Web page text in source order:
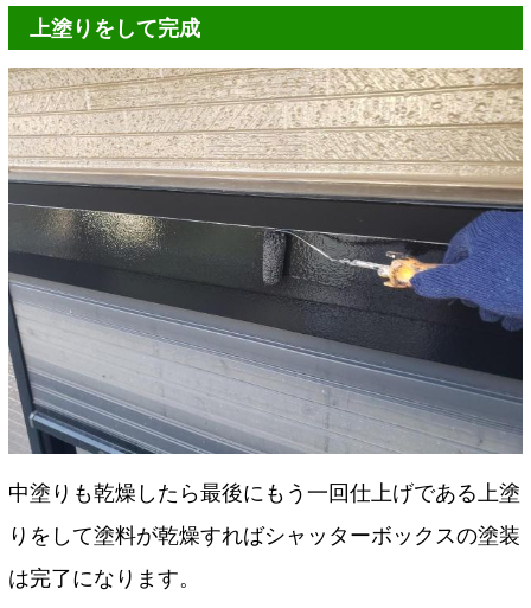
上塗りをして完成
中塗りも乾燥したら最後にもう一回仕上げである上塗
りをして塗料が乾燥すればシャッターボックスの塗装
は完了になります。